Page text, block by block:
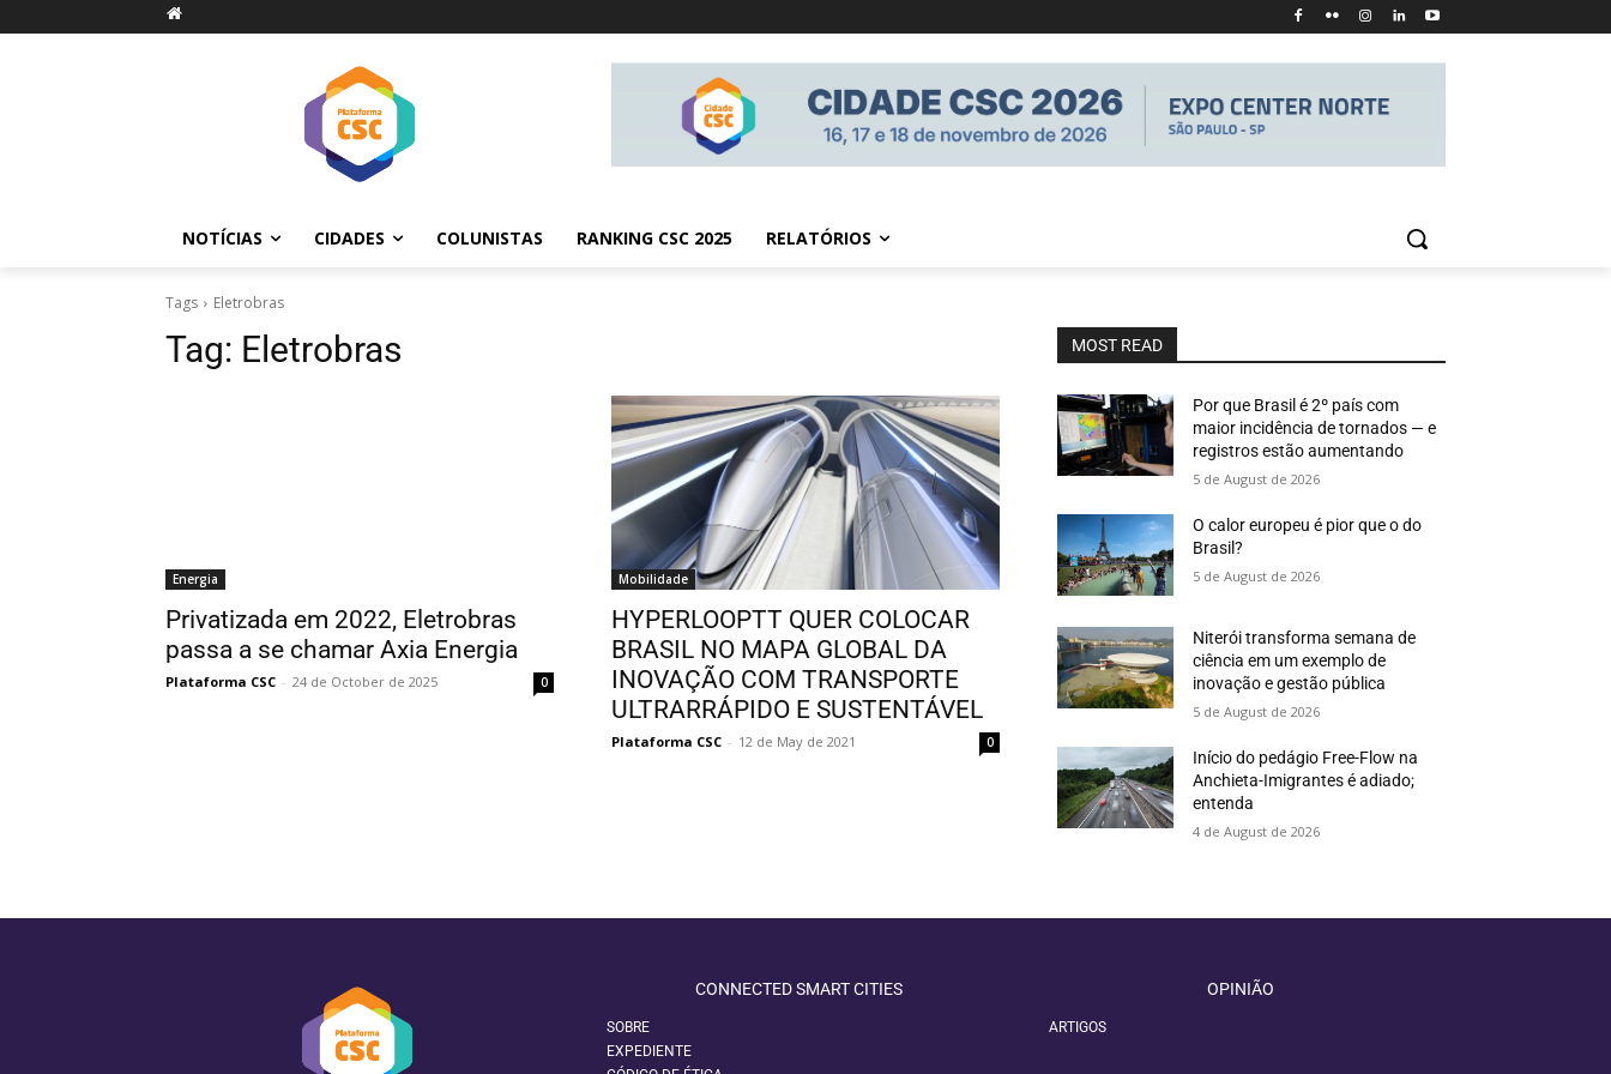
NOTÍCIAS CIDADES COLUNISTAS RANKING CSC 2025 RELATÓRIOS
Tags Eletrobras
Tag: Eletrobras
Energia
Privatizada em 2022, Eletrobras
passa a se chamar Axia Energia
Plataforma CSC - 24 de October de 2025 0
Mobilidade
HYPERLOOPTT QUER COLOCAR
BRASIL NO MAPA GLOBAL DA
INOVAÇÃO COM TRANSPORTE
ULTRARRÁPIDO E SUSTENTÁVEL
Plataforma CSC - 12 de May de 2021 0
MOST READ
Por que Brasil é 2º país com
maior incidência de tornados — e
registros estão aumentando
5 de August de 2026
O calor europeu é pior que o do
Brasil?
5 de August de 2026
Niterói transforma semana de
ciência em um exemplo de
inovação e gestão pública
5 de August de 2026
Início do pedágio Free-Flow na
Anchieta-Imigrantes é adiado;
entenda
4 de August de 2026
CONNECTED SMART CITIES
SOBRE
EXPEDIENTE
OPINIÃO
ARTIGOS